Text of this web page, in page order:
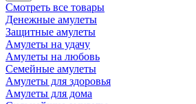
Смотреть все товары
Денежные амулеты
Защитные амулеты
Амулеты на удачу
Амулеты на любовь
Семейные амулеты
Амулеты для здоровья
Амулеты для дома